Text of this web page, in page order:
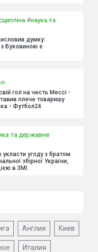
#наука та
думку:
з Буковиною є
гол на честь Мессі -
плече товаришу
- Футбол24
та державне
угоду з братом
збірної України,
в ЗМІ.
Англия Киев
Италия